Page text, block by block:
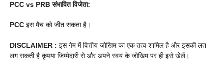
PCC vs PRBसंभावित विजेता:
PCC इस मैच को जीत सकता है।
DISCLAIMER : इस गेम में वित्तीय जोखिम का एक तत्व शामिल है और इसकी लत
लग सकती है कृपया जिम्मेदारी से और अपने स्वयं के जोखिम पर ही इसे खेलें।